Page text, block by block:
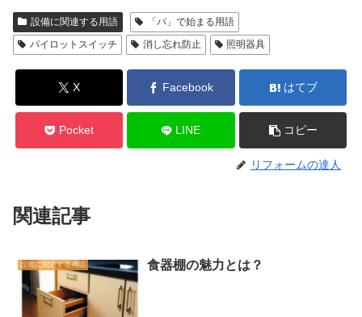
設備に関連する用語
「パ」で始まる用語
パイロットスイッチ
消し忘れ防止 照明器具
X Facebook はてブ
Pocket LINE コピー
リフォームの達人
関連記事
設備に関連する用語 食器棚の魅力とは？